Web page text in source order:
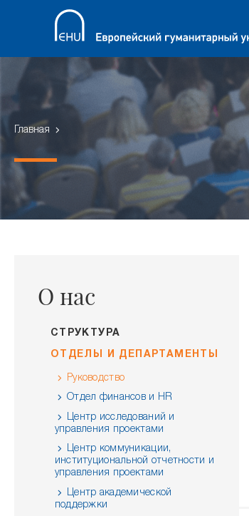
Главная
О нас
СТРУКТУРА
ОТДЕЛЫ И ДЕПАРТАМЕНТЫ
Руководство
Отдел финансов и HR
Центр исследований и
управления проектами
Центр коммуникации,
институциональной отчетности и
управления проектами
Центр академической
поддержки